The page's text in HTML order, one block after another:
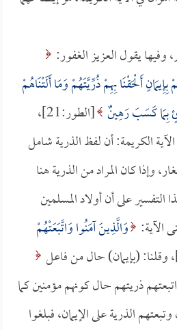
وفيها يقول العزيز الغفور:
أَلْحَقْنَا بِهِمْ ذُرِّيَّتَهُمْ وَمَا أَلَتْنَاهُمْ
كَسَبَ رَهِينٌ
[الطور:21]،
الكريمة: أن لفظ الذرية شامل
وإذا كان المراد من الذرية هنا
التفسير على أن أولاد المسلمين
الآية: وَالَّذِينَ آمَنُوا وَاتَّبَعَتْهُمْ
أي: اتبعتهم ذريتهم حال كونهم مؤمنين كما
الذرية على الإيمان، فبلغوا